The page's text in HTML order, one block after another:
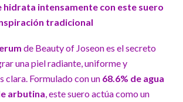
hidrata intensamente con este suero
tradicional
de Beauty of Joseon es el secreto
una piel radiante, uniforme y
clara. Formulado con un 68.6% de agua
arbutina, este suero actúa como un